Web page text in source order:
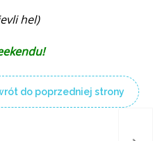
hel)
do poprzedniej strony